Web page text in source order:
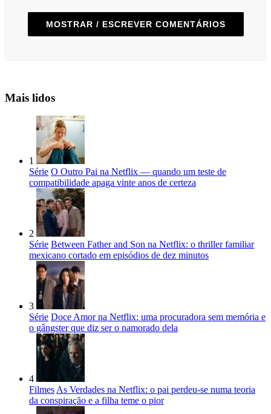
MOSTRAR / ESCREVER COMENTÁRIOS
Mais lidos
1
Série O Outro Pai na Netflix — quando um teste de
compatibilidade apaga vinte anos de certeza
2
Série Between Father and Son na Netflix: o thriller familiar
mexicano cortado em episódios de dez minutos
3
Série Doce Amor na Netflix: uma procuradora sem memória e
o gângster que diz ser o namorado dela
4
Filmes As Verdades na Netflix: o pai perdeu-se numa teoria
da conspiração e a filha teme o pior